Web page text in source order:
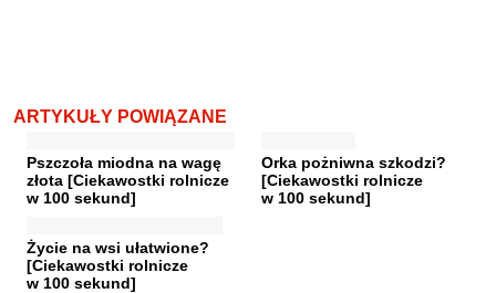
ARTYKUŁY POWIĄZANE
Pszczoła miodna na wagę
złota [Ciekawostki rolnicze
w 100 sekund]
Orka pożniwna szkodzi?
[Ciekawostki rolnicze
w 100 sekund]
Życie na wsi ułatwione?
[Ciekawostki rolnicze
w 100 sekund]